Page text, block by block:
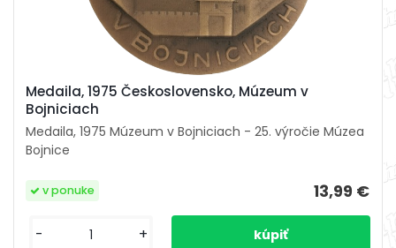
Medaila, 1975 Československo, Múzeum v
Bojniciach
Medaila, 1975 Múzeum v Bojniciach - 25. výročie Múzea
Bojnice
13,99 €
v ponuke
- +